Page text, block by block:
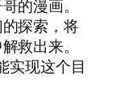
的漫画。
探索，将
救出来。
实现这个目